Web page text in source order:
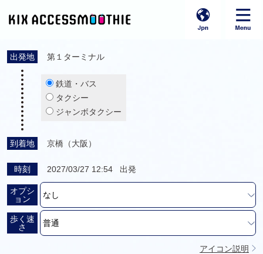
出発地 第１ターミナル
鉄道・バス
タクシー
ジャンボタクシー
到着地 京橋（大阪）
時刻 2027/03/27 12:54 出発
オプシ
ョン
歩く速
さ
アイコン説明